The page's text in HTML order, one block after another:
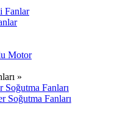
Fanlar
Motor
»
Soğutma Fanları
Soğutma Fanları